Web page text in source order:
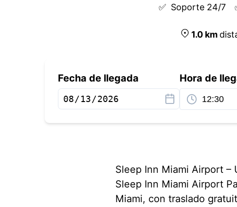
✅ Soporte 24/7
1.0km
Fecha de llegada Hora de
Sleep Inn Miami Airport –
Sleep Inn Miami Airport
Miami, con traslado